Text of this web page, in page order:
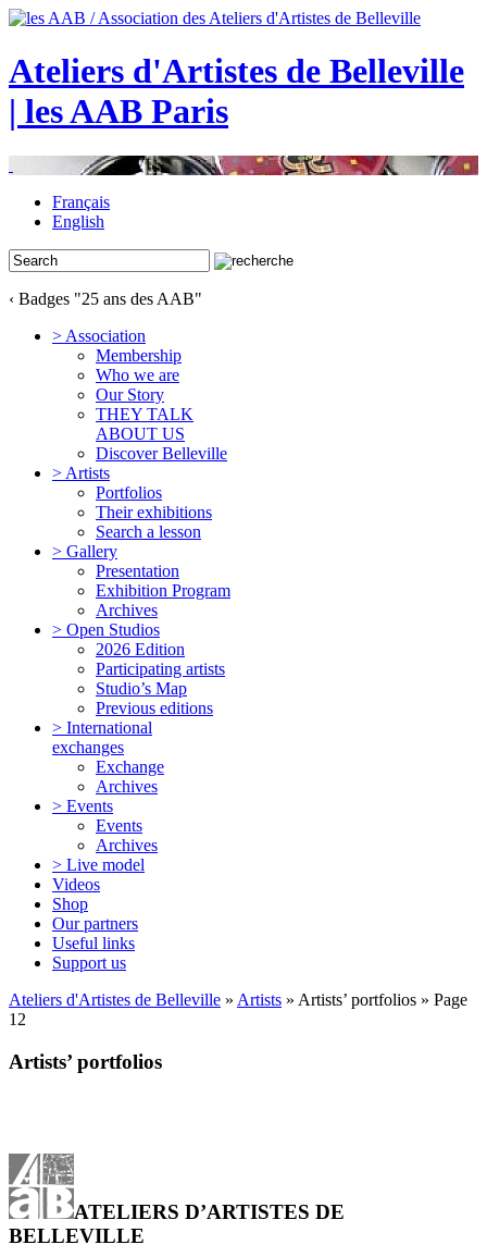
Ateliers d'Artistes de Belleville
| les AAB Paris
Français
English
‹ Badges "25 ans des AAB"
> Association
Membership
Who we are
Our Story
THEY TALK
ABOUT US
Discover Belleville
> Artists
Portfolios
Their exhibitions
Search a lesson
> Gallery
Presentation
Exhibition Program
Archives
> Open Studios
2026 Edition
Participating artists
Studio’s Map
Previous editions
> International
exchanges
Exchange
Archives
> Events
Events
Archives
> Live model
Videos
Shop
Our partners
Useful links
Support us
Ateliers d'Artistes de Belleville » Artists » Artists’ portfolios » Page
12
Artists’ portfolios
ATELIERS D’ARTISTES DE
BELLEVILLE